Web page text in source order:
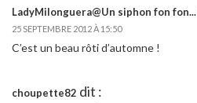
LadyMilonguera@Un siphon fon fon...
25 SEPTEMBRE 2012 À 15:50
C’est un beau rôti d’automne !
choupette82 dit :